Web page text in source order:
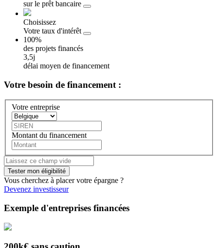
sur le prêt bancaire
Choisissez
Votre taux d'intérêt
100%
des projets financés
3,5j
délai moyen de financement
Votre besoin de financement :
Votre entreprise
Montant du financement
Vous cherchez à placer votre épargne ?
Devenez investisseur
Exemple d'entreprises financées